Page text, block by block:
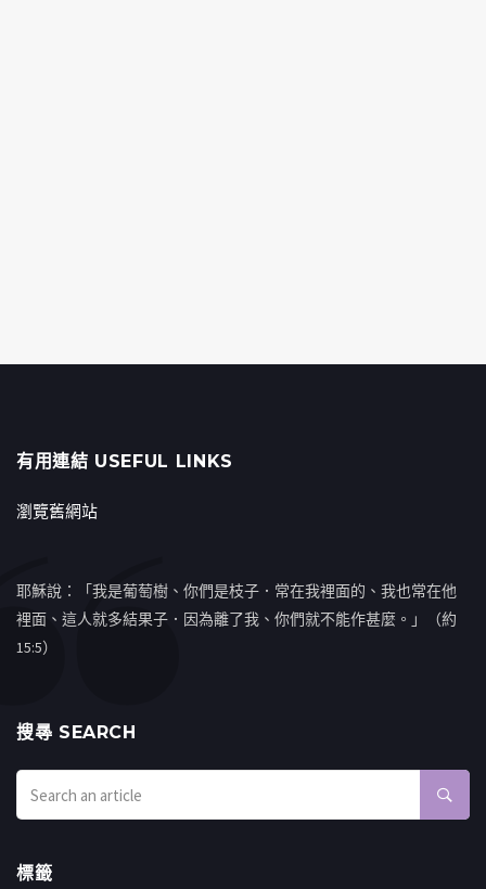
有用連結 USEFUL LINKS
瀏覽舊網站
耶穌說：「我是葡萄樹、你們是枝子．常在我裡面的、我也常在他
裡面、這人就多結果子．因為離了我、你們就不能作甚麼。」（約
15:5）
搜㝷 SEARCH
標籤